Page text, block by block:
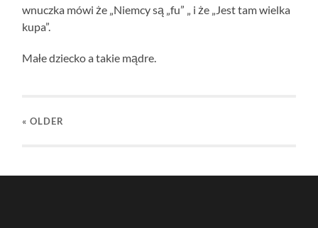
wnuczka mówi że „Niemcy są „fu” „ i że „Jest tam wielka
kupa”.
Małe dziecko a takie mądre.
« OLDER